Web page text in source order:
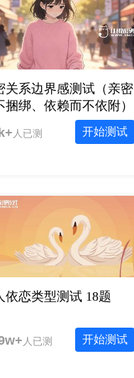
关系边界感测试（亲密
捆绑、依赖而不依附）
开始测试
人已测
依恋类型测试 18题
开始测试
人已测